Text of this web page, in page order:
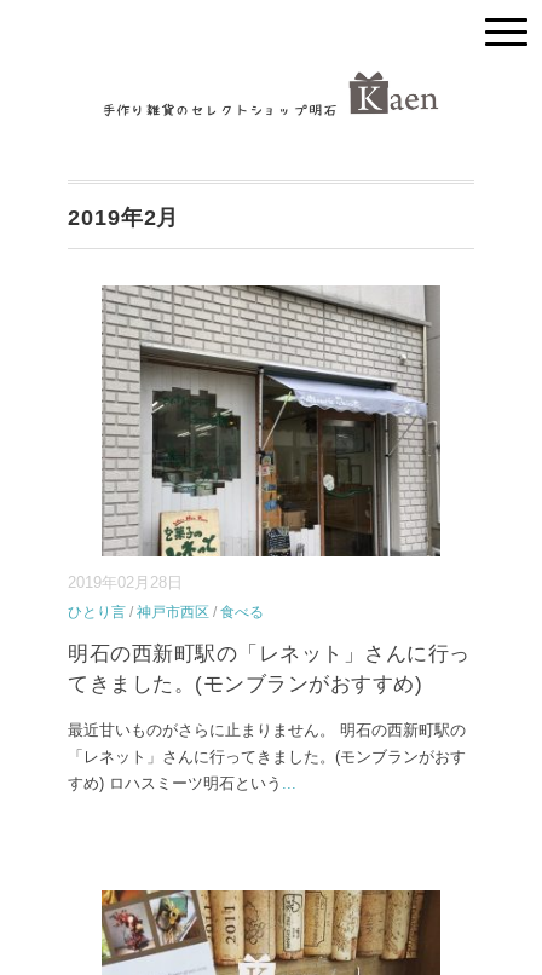
2019年2月
2019年02月28日
ひとり言 / 神戸市西区 / 食べる
明石の西新町駅の「レネット」さんに行っ
てきました。(モンブランがおすすめ)
最近甘いものがさらに止まりません。 明石の西新町駅の
「レネット」さんに行ってきました。(モンブランがおす
すめ) ロハスミーツ明石という ...